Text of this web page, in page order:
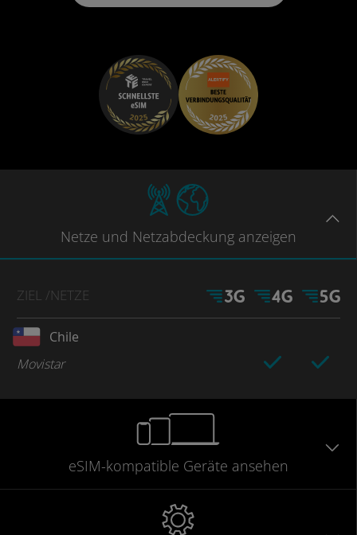
Netze und Netzabdeckung anzeigen
ZIEL /NETZE
Chile
Movistar
eSIM-kompatible Geräte ansehen